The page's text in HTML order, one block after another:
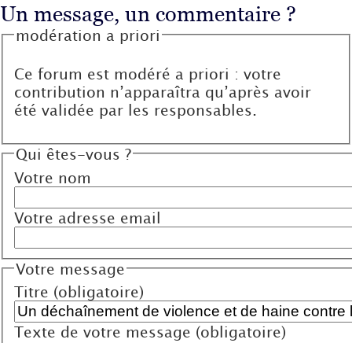
Un message, un commentaire ?
modération a priori
Ce forum est modéré a priori : votre
contribution n’apparaîtra qu’après avoir
été validée par les responsables.
Qui êtes-vous ?
Votre nom
Votre adresse email
Votre message
Titre (obligatoire)
Texte de votre message (obligatoire)